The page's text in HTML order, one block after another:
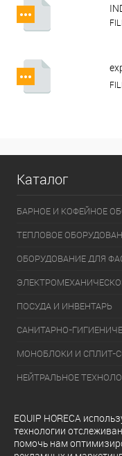
Каталог
БАРНОЕ И КОФЕЙНОЕ
ТЕПЛОВОЕ
ОБОРУДОВАНИЕ ДЛЯ
ПОСУДА И ИНВЕНТАРЬ
САНИТАРНО-
МОНОБЛОКИ И СПЛИТ-
НЕЙТРАЛЬНОЕ
ХОЛОДИЛЬНОЕ
ОБОРУДОВАНИЕ ДЛЯ
EQUIP HORECA
технологии
помочь нам